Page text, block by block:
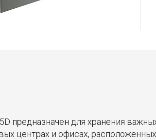
предназначен для хранения
центрах и офисах,